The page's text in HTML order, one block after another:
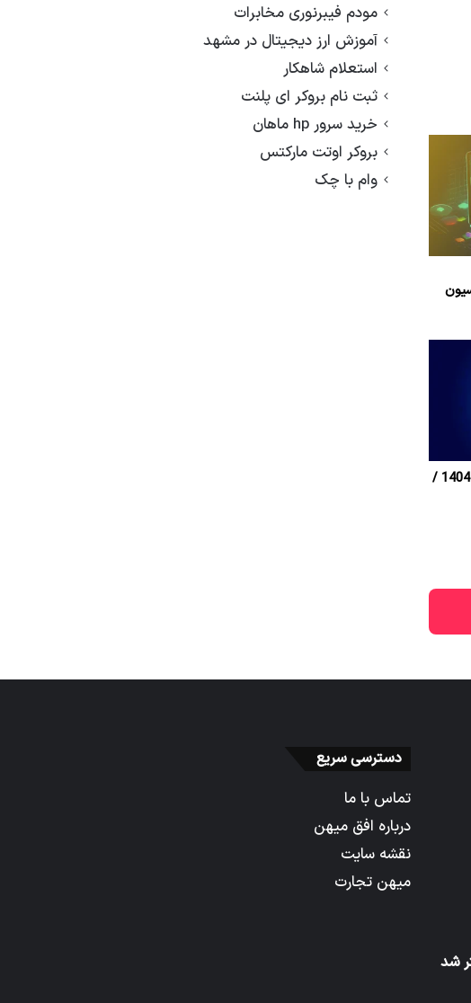
بازدهی بورس در هفته چهارم مهر 1404 /
مودم فیبرنوری مخابرات
آموزش ارز دیجیتال در مشهد
استعلام شاهکار
ثبت نام بروکر ای پلنت
خرید سرور hp ماهان
بروکر اوتت مارکتس
وام با چک
دسترسی سریع
تماس با ما
درباره افق میهن
نقشه سایت
میهن تجارت